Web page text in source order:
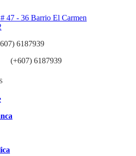
47 - 36 Barrio El Carmen
6187939
(+607) 6187939